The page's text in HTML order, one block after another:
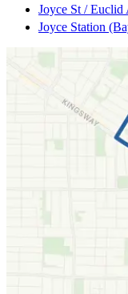
Joyce St / Euclid
Joyce Station